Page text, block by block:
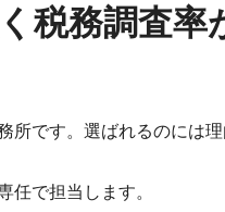
税務調査率
所です。選ばれるのには理
で担当します。